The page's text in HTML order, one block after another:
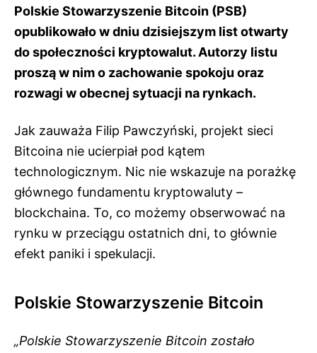
Polskie Stowarzyszenie Bitcoin (PSB)
opublikowało w dniu dzisiejszym list otwarty
do społeczności kryptowalut. Autorzy listu
proszą w nim o zachowanie spokoju oraz
rozwagi w obecnej sytuacji na rynkach.
Jak zauważa Filip Pawczyński, projekt sieci
Bitcoina nie ucierpiał pod kątem
technologicznym. Nic nie wskazuje na porażkę
głównego fundamentu kryptowaluty –
blockchaina. To, co możemy obserwować na
rynku w przeciągu ostatnich dni, to głównie
efekt paniki i spekulacji.
Polskie Stowarzyszenie Bitcoin
„Polskie Stowarzyszenie Bitcoin zostało